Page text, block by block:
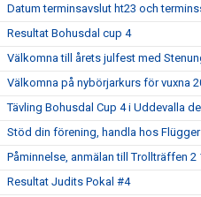
Datum terminsavslut ht23 och
Resultat Bohusdal cup 4
Välkomna till årets julfest med
Välkomna på nybörjarkurs för vuxna
Tävling Bohusdal Cup 4 i Uddevalla
Stöd din förening, handla hos
Påminnelse, anmälan till Trollträffen 2
Resultat Judits Pokal #4